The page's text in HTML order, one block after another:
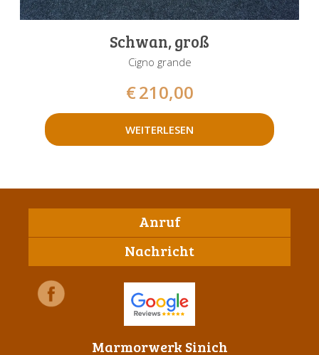
Schwan, groß
Cigno grande
€210,00
WEITERLESEN
Anruf
Nachricht
Marmorwerk Sinich